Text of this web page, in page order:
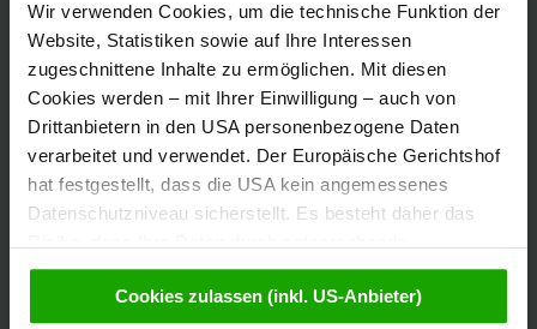
Wir verwenden Cookies, um die technische Funktion der
Website, Statistiken sowie auf Ihre Interessen
zugeschnittene Inhalte zu ermöglichen. Mit diesen
Cookies werden – mit Ihrer Einwilligung – auch von
Drittanbietern in den USA personenbezogene Daten
verarbeitet und verwendet. Der Europäische Gerichtshof
hat festgestellt, dass die USA kein angemessenes
Datenschutzniveau sicherstellt. Es besteht daher das
Anordnungen gegenüber den Drittanbietern (z.B. Google,
Meta) dem Zugriff durch US-Behörden zu Kontroll- und
Cookies zulassen (inkl. US-Anbieter)
Kärnten Werbung
Völkermarkter Ring 21 - 23
9020 Klagenfurt
Österreich
+43/463/3000